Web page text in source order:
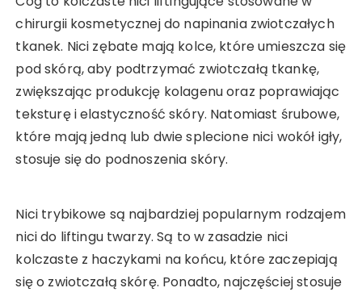
chirurgii kosmetycznej do napinania zwiotczałych
tkanek. Nici zębate mają kolce, które umieszcza się
pod skórą, aby podtrzymać zwiotczałą tkankę,
zwiększając produkcję kolagenu oraz poprawiając
teksturę i elastyczność skóry. Natomiast śrubowe,
które mają jedną lub dwie splecione nici wokół igły,
stosuje się do podnoszenia skóry.
Nici trybikowe są najbardziej popularnym rodzajem
nici do liftingu twarzy. Są to w zasadzie nici
kolczaste z haczykami na końcu, które zaczepiają
się o zwiotczałą skórę. Ponadto, najczęściej stosuje